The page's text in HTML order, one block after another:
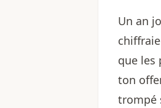
Un an
que les
ton
trompé